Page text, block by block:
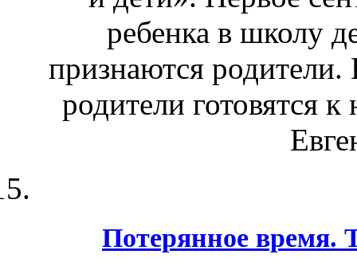
ребенка в школу
признаются
родители готовятся
Потерянное время.